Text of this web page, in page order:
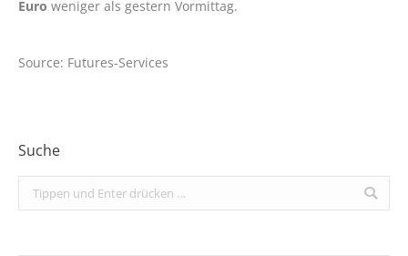
Euro weniger als gestern Vormittag.
Source: Futures-Services
Suche
Search: